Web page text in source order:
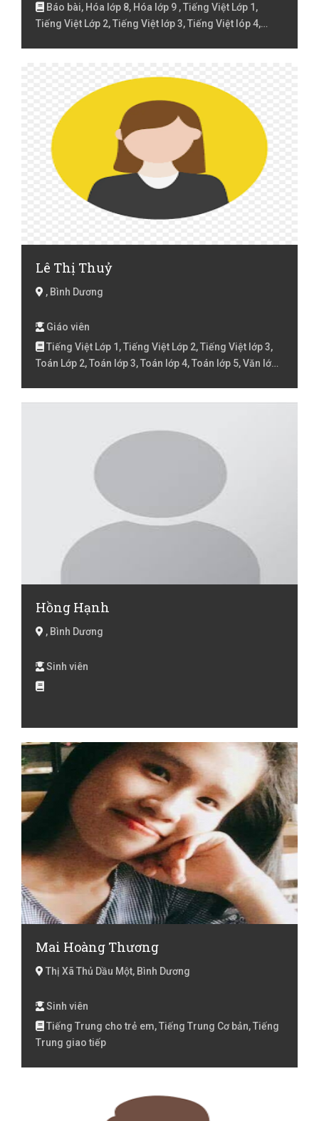
Báo bài, Hóa lớp 8, Hóa lớp 9 , Tiếng Việt Lớp 1,
Tiếng Việt Lớp 2, Tiếng Việt lớp 3, Tiếng Việt lóp 4,
Lê Thị Thuỷ
, Bình Dương
Giáo viên
Tiếng Việt Lớp 1, Tiếng Việt Lớp 2, Tiếng Việt lớp 3,
Toán Lớp 2, Toán lớp 3, Toán lớp 4, Toán lớp 5, Văn lớp
Hồng Hạnh
, Bình Dương
Sinh viên
Mai Hoàng Thương
Thị Xã Thủ Dầu Một, Bình Dương
Sinh viên
Tiếng Trung cho trẻ em, Tiếng Trung Cơ bản, Tiếng
Trung giao tiếp